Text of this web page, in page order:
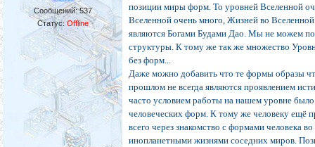
Сообщений:537
Статус: Offline
позиции миры форм. То уровней Вселенной
Вселенной очень много, Жизней во
являются Богами Будами Дао. Мы не можем
структуры. К тому же так же множество
без форм...
Даже можно добавить что те формы образы
прошлом не всегда являются проявлением
часто условием работы на нашем уровне
человеческих форм. К тому же человеку ещё
всего через знакомство с формами человека
инопланетными жизнями соседних миров.